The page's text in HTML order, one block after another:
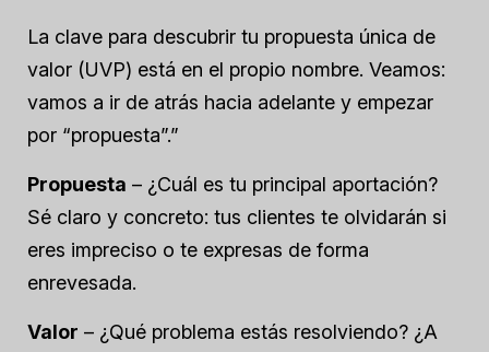
La clave para descubrir tu propuesta única de
valor (UVP) está en el propio nombre. Veamos:
vamos a ir de atrás hacia adelante y empezar
por “propuesta”.”
Propuesta – ¿Cuál es tu principal aportación?
Sé claro y concreto: tus clientes te olvidarán si
eres impreciso o te expresas de forma
enrevesada.
Valor – ¿Qué problema estás resolviendo? ¿A